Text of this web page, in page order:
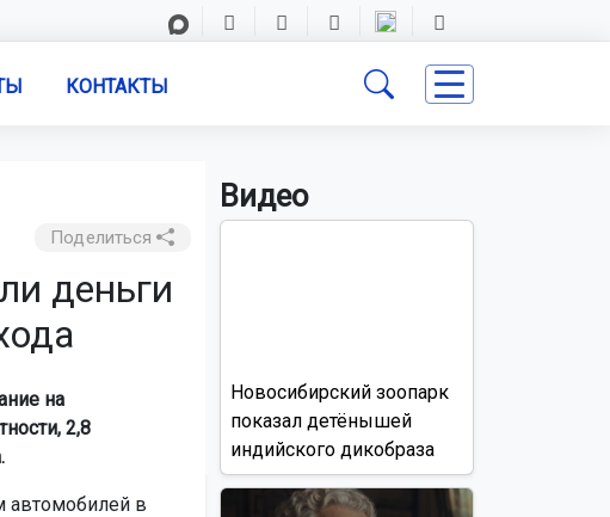
КОНТАКТЫ
Поделиться
деньги
на
2,8
автомобилей в
Видео
Новосибирский зоопарк
показал детёнышей
индийского дикобраза